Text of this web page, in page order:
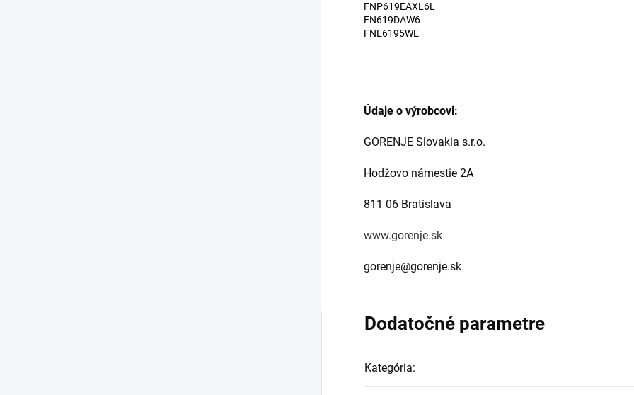
FNP619EAXL6L
FN619DAW6
FNE6195WE
Údaje o výrobcovi:
GORENJE Slovakia s.r.o.
Hodžovo námestie 2A
811 06 Bratislava
www.gorenje.sk
gorenje@gorenje.sk
Dodatočné parametre
Kategória: